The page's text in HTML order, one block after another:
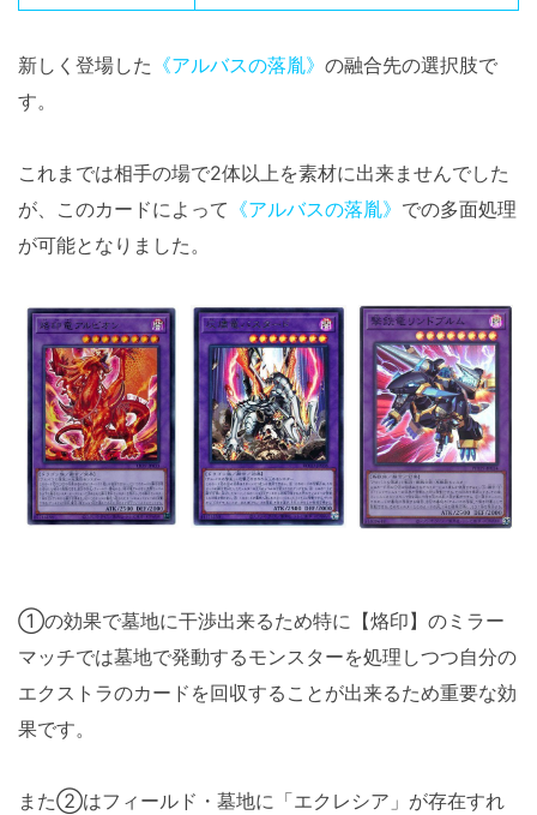
新しく登場した 《アルバスの落胤》 の融合先の選択肢で
す。
これまでは相手の場で2体以上を素材に出来ませんでした
が、このカードによって 《アルバスの落胤》 での多面処理
が可能となりました。
①の効果で墓地に干渉出来るため特に【烙印】のミラー
マッチでは墓地で発動するモンスターを処理しつつ自分の
エクストラのカードを回収することが出来るため重要な効
果です。
また②はフィールド・墓地に「エクレシア」が存在すれ